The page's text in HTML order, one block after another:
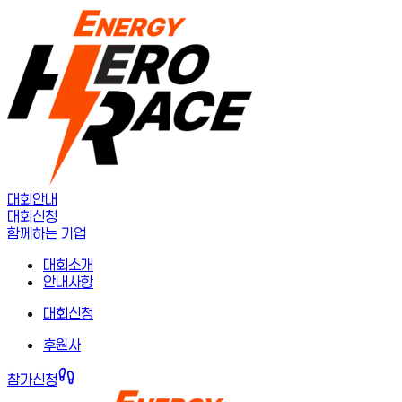
대회안내
대회신청
함께하는 기업
대회소개
안내사항
대회신청
후원사
참가신청